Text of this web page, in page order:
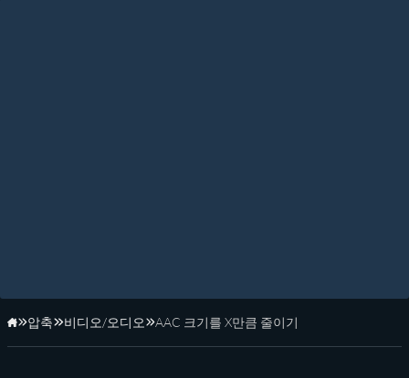
홈페이지
압축 비디오/오디오 AAC 크기를 X만큼 줄이기